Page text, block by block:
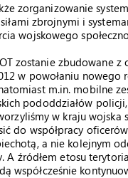
zorganizowanie
zbrojnymi i
wojskowego
zostanie zbudowane
w powołaniu nowego
m.in. mobilne
pododdziałów
w kraju wojska
do współpracy
a nie kolejnym
A źródłem etosu
współcześnie